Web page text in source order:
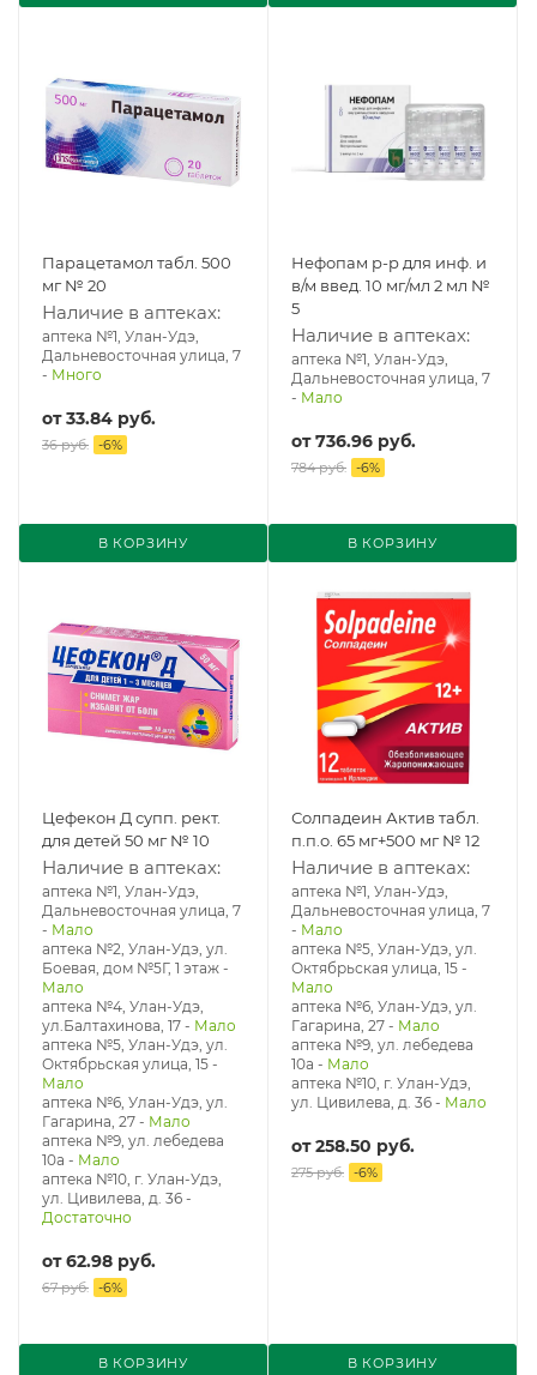
Парацетамол табл. 500
мг № 20
Наличие в аптеках:
аптека №1, Улан-Удэ,
Дальневосточная улица, 7
- Много
от33.84 руб.
36 руб. -6%
В КОРЗИНУ
Нефопам р-р для инф. и
в/м введ. 10 мг/мл 2 мл №
5
Наличие в аптеках:
аптека №1, Улан-Удэ,
Дальневосточная улица, 7
- Мало
от736.96 руб.
784 руб. -6%
В КОРЗИНУ
Цефекон Д супп. рект.
для детей 50 мг № 10
Наличие в аптеках:
аптека №1, Улан-Удэ,
Дальневосточная улица, 7
- Мало
аптека №2, Улан-Удэ, ул.
Боевая, дом №5Г, 1 этаж -
Мало
аптека №4, Улан-Удэ,
ул.Балтахинова, 17 - Мало
аптека №5, Улан-Удэ, ул. ​
Октябрьская улица, 15 -
Мало
аптека №6, Улан-Удэ, ул.
Гагарина, 27 - Мало
аптека №9, ул. лебедева
10а - Мало
аптека №10, г. Улан-Удэ,
ул. Цивилева, д. 36 -
Достаточно
от62.98 руб.
67 руб. -6%
В КОРЗИНУ
Солпадеин Актив табл.
п.п.о. 65 мг+500 мг № 12
Наличие в аптеках:
аптека №1, Улан-Удэ,
Дальневосточная улица, 7
- Мало
аптека №5, Улан-Удэ, ул. ​
Октябрьская улица, 15 -
Мало
аптека №6, Улан-Удэ, ул.
Гагарина, 27 - Мало
аптека №9, ул. лебедева
10а - Мало
аптека №10, г. Улан-Удэ,
ул. Цивилева, д. 36 - Мало
от258.50 руб.
275 руб. -6%
В КОРЗИНУ